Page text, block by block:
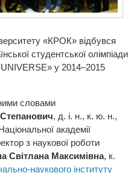
«КРОК» відбувся
студентської олімпіади
UNIVERSE» у 2014–2015
словами
, д. і. н., к. ю. н.,
академії
з наукової роботи
Світлана Максимівна, к.
наукового інституту